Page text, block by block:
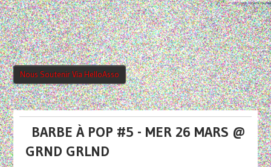
Nous Soutenir Via HelloAsso
BARBE À POP #5 - MER 26 MARS @
GRND GRLND